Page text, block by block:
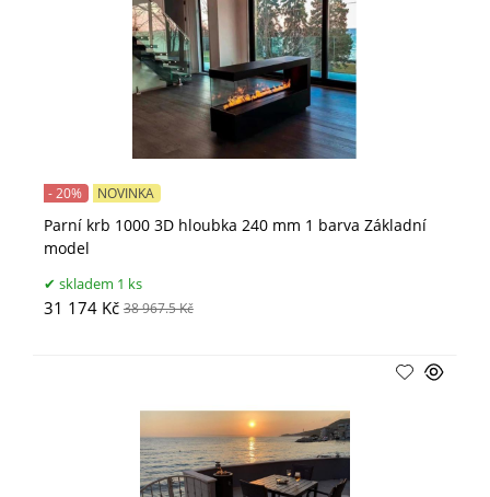
Parní krb 1000 3D hloubka 240 mm 1 barva Základní
model
- 20% NOVINKA
skladem 1 ks
31 174 Kč 38 967.5 Kč